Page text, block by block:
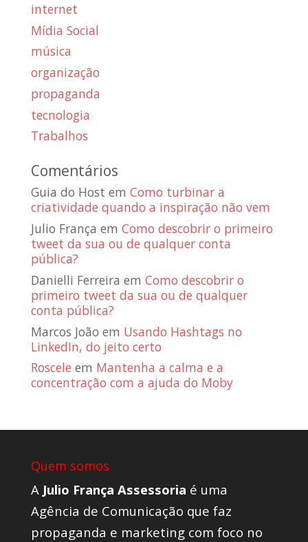
internet
Mídia Social
música
organização
propaganda
tecnologia
Trabalhos
Comentários
Guia do Host em Como turbinar a
criatividade quando a inspiração não vem
Julio França em Como descobrir o primeiro
tweet da sua ou de qualquer conta
pública?
Danielli Ferreira em Como descobrir o
primeiro tweet da sua ou de qualquer
conta pública?
Marcos João em Usando Hashtags no
LinkedIn, do jeito certo
Roscele em Mantenha a calma e a
concentração com a ajuda do Moby
Quem somos
A Julio França Assessoria é uma
Agência de Comunicação que faz
propaganda e marketing com foco no